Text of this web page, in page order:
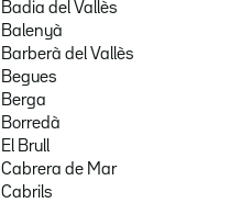
Badia del Vallès
Balenyà
Barberà del Vallès
Begues
Berga
Borredà
El Brull
Cabrera de Mar
Cabrils